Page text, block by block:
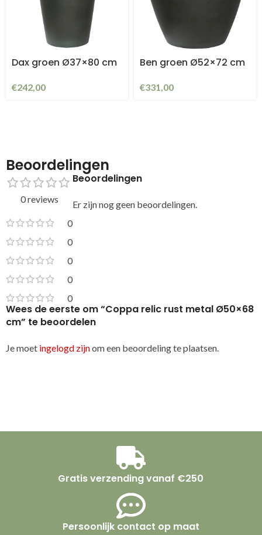
Dax groen Ø37×80 cm
€242,00
Ben groen Ø52×72 cm
€331,00
Beoordelingen
0 reviews
0
0
0
0
0
Beoordelingen
Er zijn nog geen beoordelingen.
Wees de eerste om “Coppa relic rust metal Ø50×68
cm” te beoordelen
Je moet ingelogd zijnom een beoordeling te plaatsen.
Gratis verzending vanaf €250
Persoonlijk contact op maat